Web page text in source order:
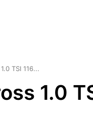
TSI 116...
1.0